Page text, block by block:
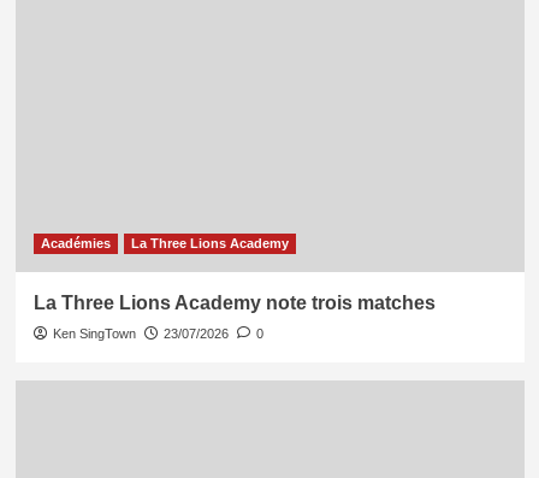
Académies La Three Lions Academy
La Three Lions Academy note trois matches
Ken SingTown 23/07/2026 0